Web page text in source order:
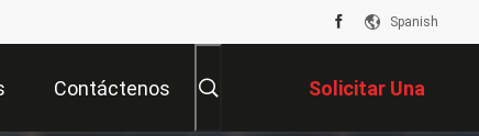
Spanish
Contáctenos Solicitar Una